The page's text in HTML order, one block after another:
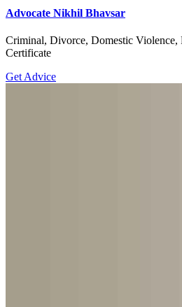
Advocate Nikhil Bhavsar
Criminal, Divorce, Domestic Violence,
Certificate
Get Advice